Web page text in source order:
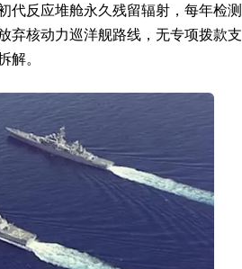
代反应堆舱永久残留辐射，每年检测
弃核动力巡洋舰路线，无专项拨款支
解。